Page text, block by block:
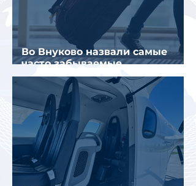
Во Внуково назвали самые
часто забываемые
пассажирами вещи